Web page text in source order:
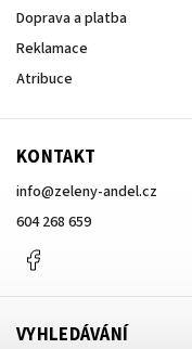
Doprava a platba
Reklamace
Atribuce
KONTAKT
info@zeleny-andel.cz
604 268 659
VYHLEDÁVÁNÍ